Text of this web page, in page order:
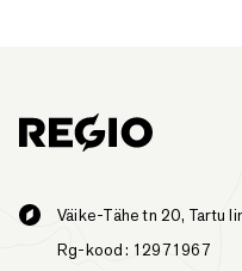
Väike-Tähe tn 20, Tartu
Rg-kood: 12971967